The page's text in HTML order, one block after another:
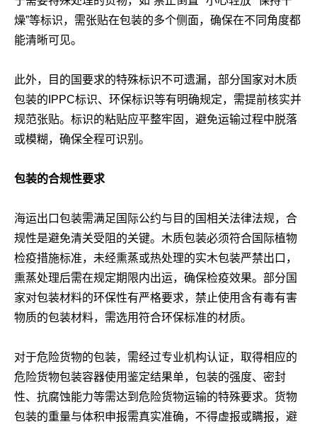
燥”等标识，需张贴在包装的多个侧面，确保在不同角度都
能清晰可见。
此外，目的国要求的特殊标识不可遗漏，部分国家对木质
包装的IPPC标识、环保标识等有明确规定，需提前核实并
规范张贴。标识的粘贴应平整牢固，避免运输过程中脱落
或模糊，确保全程可识别。
包装的合规性要求
海运出口包装需满足国际公约与目的国相关法律法规，合
规性是避免清关受阻的关键。木质包装必须符合国际植物
检疫措施标准，未经熏蒸或热处理的实木包装严禁出口，
熏蒸处理后需在规定期限内出运，确保检疫效果。部分国
家对包装材料的环保性有严格要求，禁止使用含有毒有害
物质的包装材料，需选用符合环保标准的材质。
对于危险货物的包装，需经过专业机构认证，取得相应的
危险货物包装容器使用鉴定结果单，包装的强度、密封
性、抗腐蚀能力等需达到危险货物运输的特殊要求。货物
包装的重量与体积申报需真实准确，不得虚报或瞒报，避